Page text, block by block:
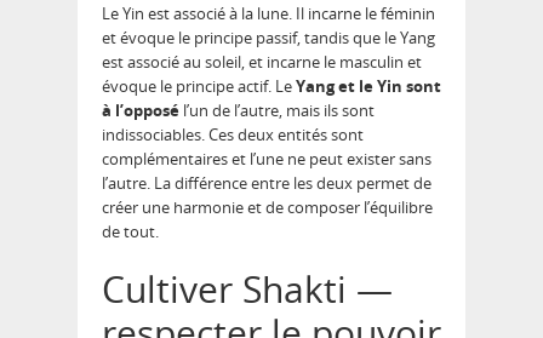
Le Yin est associé à la lune. Il incarne le féminin
et évoque le principe passif, tandis que le Yang
est associé au soleil, et incarne le masculin et
évoque le principe actif. LeYang et le Yin sont
à l’opposé l’un de l’autre, mais ils sont
indissociables. Ces deux entités sont
complémentaires et l’une ne peut exister sans
l’autre. La différence entre les deux permet de
créer une harmonie et de composer l’équilibre
de tout.
Cultiver Shakti —